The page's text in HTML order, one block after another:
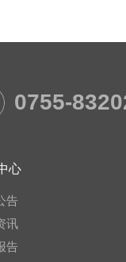
0755-
心
告
讯
告